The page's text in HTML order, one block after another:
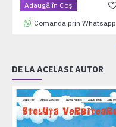
Adaugă în Coş
Comanda prin Whatsapp
DE LA ACELASI AUTOR